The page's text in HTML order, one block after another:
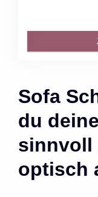
Sofa
du
sinnvoll
optisch